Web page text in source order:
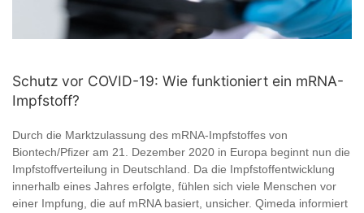
Schutz vor COVID-19: Wie funktioniert ein mRNA-
Impfstoff?
Durch die Marktzulassung des mRNA-Impfstoffes von
Biontech/Pfizer am 21. Dezember 2020 in Europa beginnt nun die
Impfstoffverteilung in Deutschland. Da die Impfstoffentwicklung
innerhalb eines Jahres erfolgte, fühlen sich viele Menschen vor
einer Impfung, die auf mRNA basiert, unsicher. Qimeda informiert